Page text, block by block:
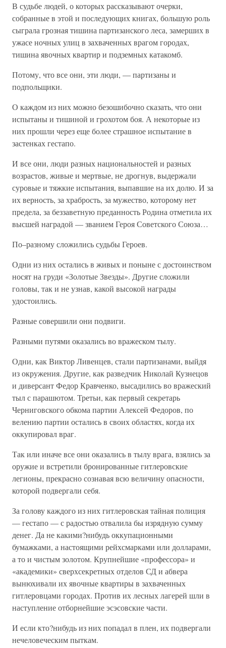
В судьбе людей, о которых рассказывают очерки,
собранные в этой и последующих книгах, большую роль
сыграла грозная тишина партизанского леса, замерших в
ужасе ночных улиц в захваченных врагом городах,
тишина явочных квартир и подземных катакомб.
Потому, что все они, эти люди, — партизаны и
подпольщики.
О каждом из них можно безошибочно сказать, что они
испытаны и тишиной и грохотом боя. А некоторые из
них прошли через еще более страшное испытание в
застенках гестапо.
И все они, люди разных национальностей и разных
возрастов, живые и мертвые, не дрогнув, выдержали
суровые и тяжкие испытания, выпавшие на их долю. И за
их верность, за храбрость, за мужество, которому нет
предела, за беззаветную преданность Родина отметила их
высшей наградой — званием Героя Советского Союза…
По–разному сложились судьбы Героев.
Одни из них остались в живых и поныне с достоинством
носят на груди «Золотые Звезды». Другие сложили
головы, так и не узнав, какой высокой награды
удостоились.
Разные совершили они подвиги.
Разными путями оказались во вражеском тылу.
Одни, как Виктор Ливенцев, стали партизанами, выйдя
из окружения. Другие, как разведчик Николай Кузнецов
и диверсант Федор Кравченко, высадились во вражеский
тыл с парашютом. Третьи, как первый секретарь
Черниговского обкома партии Алексей Федоров, по
велению партии остались в своих областях, когда их
оккупировал враг.
Так или иначе все они оказались в тылу врага, взялись за
оружие и встретили бронированные гитлеровские
легионы, прекрасно сознавая всю величину опасности,
которой подвергали себя.
За голову каждого из них гитлеровская тайная полиция
— гестапо — с радостью отвалила бы изрядную сумму
денег. Да не какими?нибудь оккупационными
бумажками, а настоящими рейхсмарками или долларами,
а то и чистым золотом. Крупнейшие «профессора» и
«академики» сверхсекретных отделов СД и абвера
вынюхивали их явочные квартиры в захваченных
гитлеровцами городах. Против их лесных лагерей шли в
наступление отборнейшие эсэсовские части.
И если кто?нибудь из них попадал в плен, их подвергали
нечеловеческим пыткам.